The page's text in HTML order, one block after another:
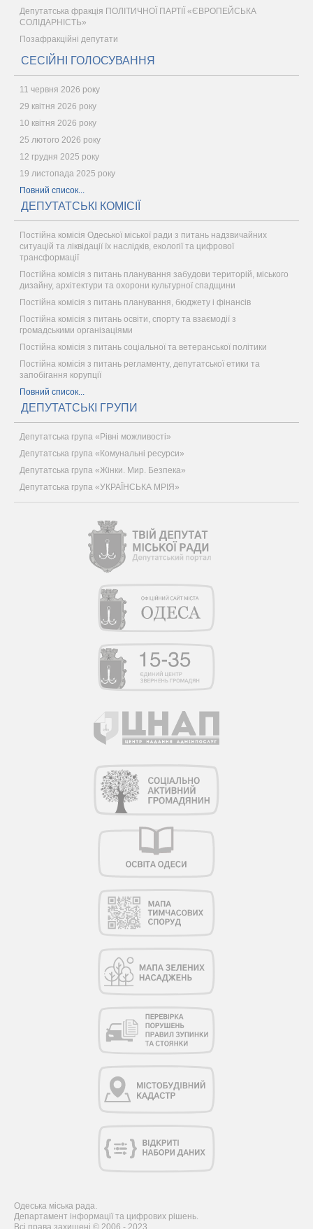
Депутатська фракція ПОЛІТИЧНОЇ ПАРТІЇ «ЄВРОПЕЙСЬКА
СОЛІДАРНІСТЬ»
Позафракційні депутати
СЕСІЙНІ ГОЛОСУВАННЯ
11 червня 2026 року
29 квітня 2026 року
10 квітня 2026 року
25 лютого 2026 року
12 грудня 2025 року
19 листопада 2025 року
Повний список...
ДЕПУТАТСЬКІ КОМІСІЇ
Постійна комісія Одеської міської ради з питань надзвичайних
ситуацій та ліквідації їх наслідків, екології та цифрової
трансформації
Постійна комісія з питань планування забудови територій, міського
дизайну, архітектури та охорони культурної спадщини
Постійна комісія з питань планування, бюджету і фінансів
Постійна комісія з питань освіти, спорту та взаємодії з
громадськими організаціями
Постійна комісія з питань соціальної та ветеранської політики
Постійна комісія з питань регламенту, депутатської етики та
запобігання корупції
Повний список...
ДЕПУТАТСЬКІ ГРУПИ
Депутатська група «Рівні можливості»
Депутатська група «Комунальні ресурси»
Депутатська група «Жінки. Мир. Безпека»
Депутатська група «УКРАЇНСЬКА МРІЯ»
Одеська міська рада.
Департамент інформації та цифрових рішень.
Всі права захищені © 2006 - 2023